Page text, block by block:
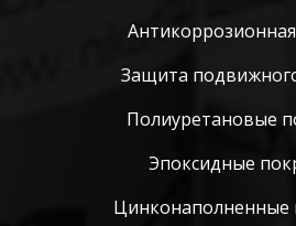
Защита
Полиуретановые
Эпоксидные
Цинконаполненные